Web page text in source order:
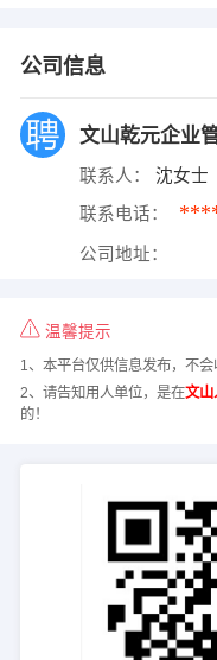
公司信息
文山乾元企业
联系人： 沈女士
联系电话：
公司地址：
温馨提示
1、本平台仅供信息发布，不
2、请告知用人单位，是在文山
的！